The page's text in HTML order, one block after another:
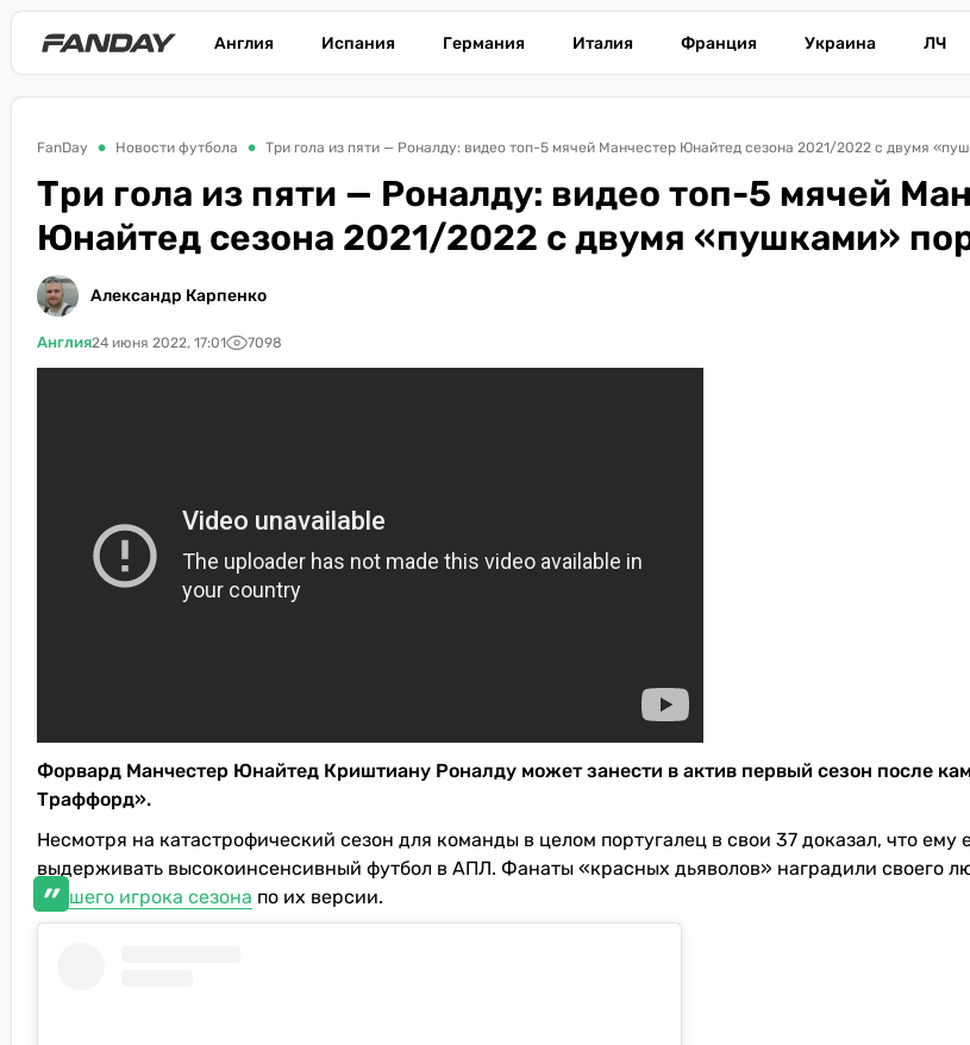
Англия Испания Германия Италия Франция Украина ЛЧ
FanDay Новости футбола Три гола из пяти — Роналду: видео топ-5 мячей Манчестер Юнайтед сезона 2021/2022 с двумя
Три гола из пяти — Роналду: видео топ-5 мячей
Юнайтед сезона 2021/2022 с двумя «пушками»
Александр Карпенко
Англия24 июня 2022, 17:01 7098
Форвард Манчестер Юнайтед Криштиану Роналду может занести в актив первый сезон после
Траффорд».
Несмотря на катастрофический сезон для команды в целом португалец в свои 37 доказал, что ему
выдерживать высокоинсенсивный футбол в АПЛ. Фанаты «красных дьяволов» наградили своего
лучшего игрока сезона по их версии.